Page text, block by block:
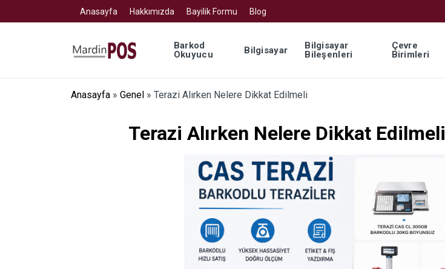
Anasayfa Hakkımızda Bayilik Formu Blog
Barkod
Okuyucu
Bilgisayar
Bilgisayar
Bileşenleri
Çevre
Birimleri
Anasayfa » Genel » Terazi Alırken Nelere Dikkat Edilmeli
Terazi Alırken Nelere Dikkat Edilmeli